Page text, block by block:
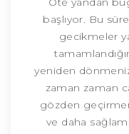
başlıyor. Bu
gecikmeler
yeniden
zaman zaman
gözden
ve daha